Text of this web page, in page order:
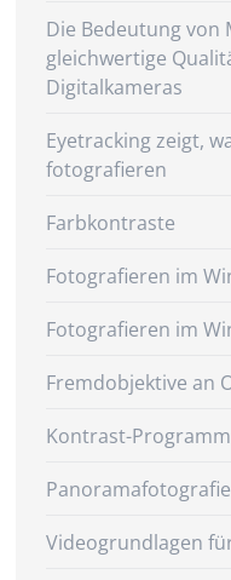
Die Bedeutung von
gleichwertige
Digitalkameras
Eyetracking zeigt,
fotografieren
Farbkontraste
Fotografieren im
Fotografieren im
Fremdobjektive an
Kontrast-Programm
Panoramafotografie
Videogrundlagen